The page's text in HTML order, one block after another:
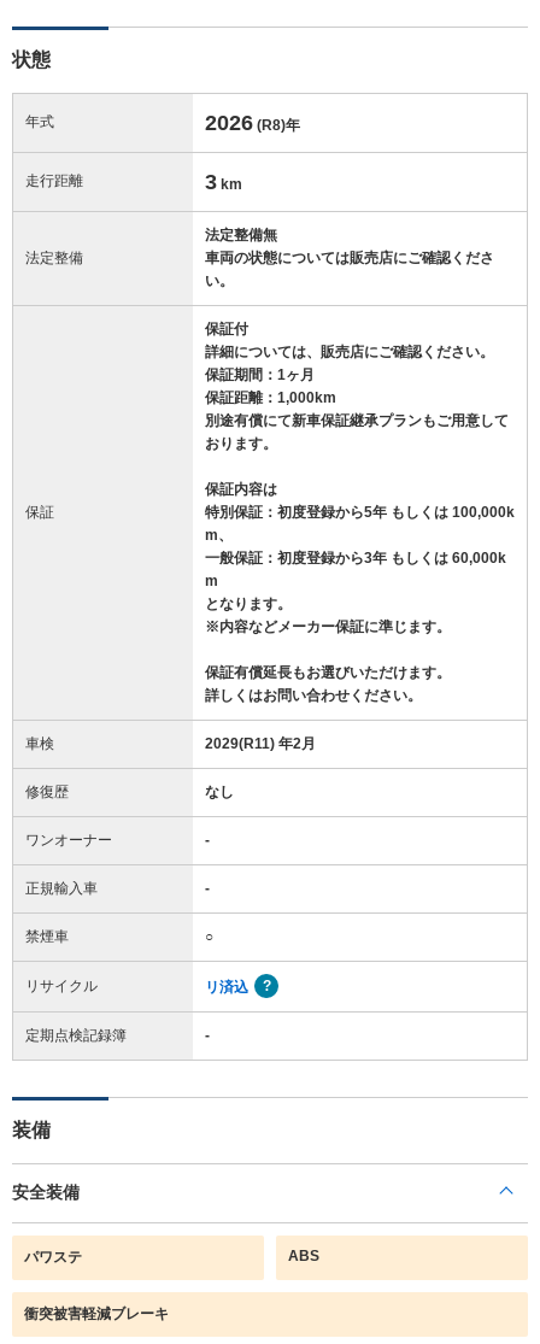
修復歴：無
状態
年式 2026 (R8)年
走行距離 3 km
法定整備
法定整備無
車両の状態については販売店にご確認くださ
い。
保証
保証付
詳細については、販売店にご確認ください。
保証期間：1ヶ月
保証距離：1,000km
別途有償にて新車保証継承プランもご用意して
おります。
保証内容は
特別保証：初度登録から5年 もしくは 100,000k
m、
一般保証：初度登録から3年 もしくは 60,000k
m
となります。
※内容などメーカー保証に準じます。
保証有償延長もお選びいただけます。
詳しくはお問い合わせください。
車検 2029(R11) 年2月
修復歴 なし
ワンオーナー -
正規輸入車 -
禁煙車 ○
リサイクル リ済込
定期点検記録簿 -
装備
安全装備
パワステ ABS
衝突被害軽減ブレーキ